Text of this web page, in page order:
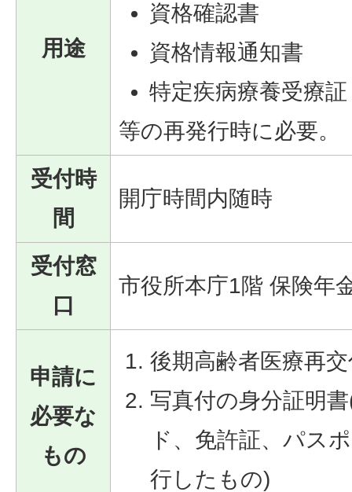
用途
資格確認書
資格情報通知書
特定疾病療養受療証
等の再発行時に必要。
受付時
間
開庁時間内随時
受付窓
口
市役所本庁1階 保険年
申請に
必要な
もの
後期高齢者医療再
写真付の身分証明
ド、免許証、パス
行したもの)